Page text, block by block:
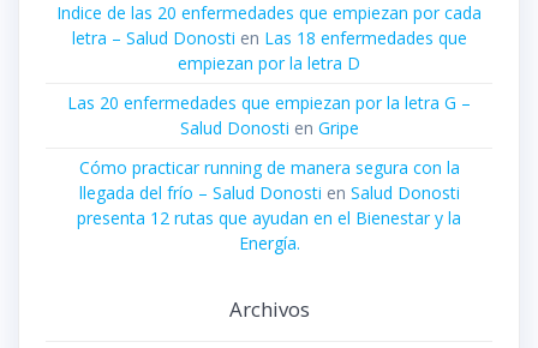
Indice de las 20 enfermedades que empiezan por cada
letra – Salud Donosti en Las 18 enfermedades que
empiezan por la letra D
Las 20 enfermedades que empiezan por la letra G –
Salud Donosti en Gripe
Cómo practicar running de manera segura con la
llegada del frío – Salud Donosti en Salud Donosti
presenta 12 rutas que ayudan en el Bienestar y la
Energía.
Archivos